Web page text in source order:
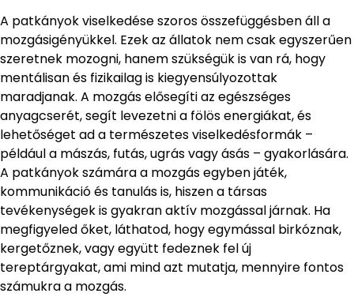
A patkányok viselkedése szoros összefüggésben áll a
mozgásigényükkel. Ezek az állatok nem csak egyszerűen
szeretnek mozogni, hanem szükségük is van rá, hogy
mentálisan és fizikailag is kiegyensúlyozottak
maradjanak. A mozgás elősegíti az egészséges
anyagcserét, segít levezetni a fölös energiákat, és
lehetőséget ad a természetes viselkedésformák –
például a mászás, futás, ugrás vagy ásás – gyakorlására.
A patkányok számára a mozgás egyben játék,
kommunikáció és tanulás is, hiszen a társas
tevékenységek is gyakran aktív mozgással járnak. Ha
megfigyeled őket, láthatod, hogy egymással birkóznak,
kergetőznek, vagy együtt fedeznek fel új
tereptárgyakat, ami mind azt mutatja, mennyire fontos
számukra a mozgás.